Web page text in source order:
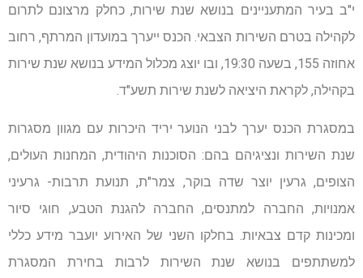
י"ב בעיר המתעניינים בנושא שנת שירות, כחלק מרצונם לתרום
לקהילה בטרם השירות הצבאי. הכנס ייערך במועדון המרתף, רחוב
אחוזה 155, בשעה 19:30, ובו יוצג מכלול המידע בנושא שנת שירות
בקהילה, לקראת היציאה לשנת שירות תשע"ד.
במסגרת הכנס יערך לבני הנוער יריד היכרות עם מגוון מסגרות
שנת השירות ונציגיהם בהם: הסוכנות היהודית, המחנות העולים,
הצופים, גרעין יוצר שדה בוקר, צמר"ת, תנועת תרבות- גרעיני
אמנויות, החברה למתנסים, החברה להגנת הטבע, חוגי סיור
ומכינות קדם צבאיות. בחלקו השני של האירוע יועבר מידע כללי
למשתתפים בנושא שנת השירות לרבות בחירת המסגרת